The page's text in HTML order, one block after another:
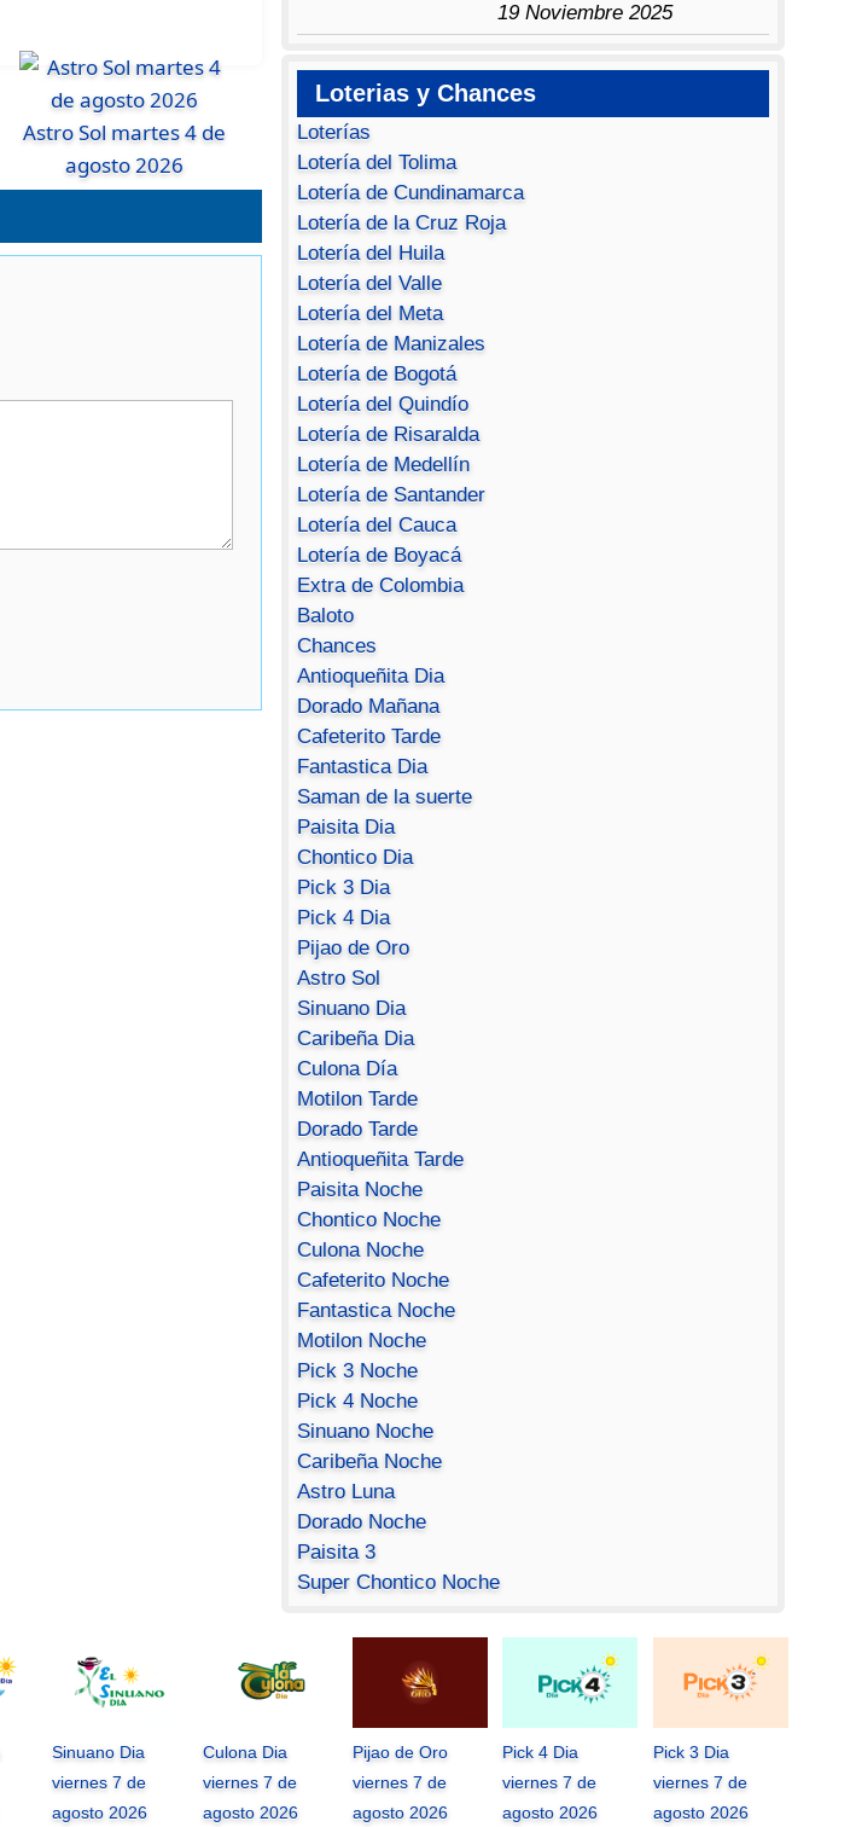
Astro Sol martes 4 de
agosto 2026
19 Noviembre 2025
Loterias y Chances
Loterías
Lotería del Tolima
Lotería de Cundinamarca
Lotería de la Cruz Roja
Lotería del Huila
Lotería del Valle
Lotería del Meta
Lotería de Manizales
Lotería de Bogotá
Lotería del Quindío
Lotería de Risaralda
Lotería de Medellín
Lotería de Santander
Lotería del Cauca
Lotería de Boyacá
Extra de Colombia
Baloto
Chances
Antioqueñita Dia
Dorado Mañana
Cafeterito Tarde
Fantastica Dia
Saman de la suerte
Paisita Dia
Chontico Dia
Pick 3 Dia
Pick 4 Dia
Pijao de Oro
Astro Sol
Sinuano Dia
Caribeña Dia
Culona Día
Motilon Tarde
Dorado Tarde
Antioqueñita Tarde
Paisita Noche
Chontico Noche
Culona Noche
Cafeterito Noche
Fantastica Noche
Motilon Noche
Pick 3 Noche
Pick 4 Noche
Sinuano Noche
Caribeña Noche
Astro Luna
Dorado Noche
Paisita 3
Super Chontico Noche
Sinuano Dia
viernes 7 de
agosto 2026
Culona Dia
viernes 7 de
agosto 2026
Pijao de Oro
viernes 7 de
agosto 2026
Pick 4 Dia
viernes 7 de
agosto 2026
Pick 3 Dia
viernes 7 de
agosto 2026